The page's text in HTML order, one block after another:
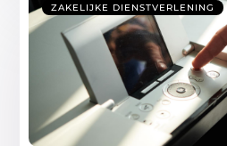
ZAKELIJKE DIENSTVERLENING